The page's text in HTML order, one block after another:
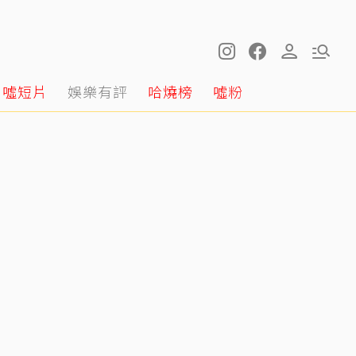
噓短片 娛樂有評 哈燒榜 噓粉